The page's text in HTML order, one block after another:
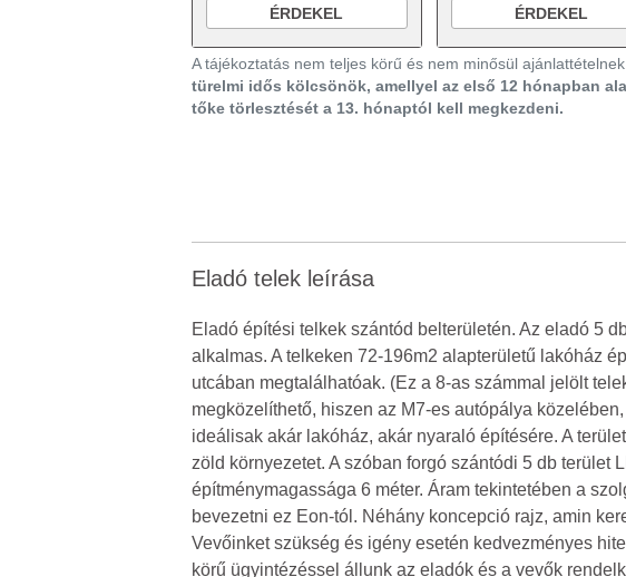
ÉRDEKEL ÉRDEKEL
A tájékoztatás nem teljes körű és nem minősül ajánlattételnek.
türelmi idős kölcsönök, amellyel az első 12 hónapban
tőke törlesztését a 13. hónaptól kell megkezdeni.
Eladó telek leírása
Eladó építési telkek szántód belterületén. Az eladó 5
alkalmas. A telkeken 72-196m2 alapterületű lakóház
utcában megtalálhatóak. (Ez a 8-as számmal jelölt
megközelíthető, hiszen az M7-es autópálya
ideálisak akár lakóház, akár nyaraló építésére. A
zöld környezetet. A szóban forgó szántódi 5 db terület
építménymagassága 6 méter. Áram tekintetében a
bevezetni ez Eon-tól. Néhány koncepció rajz, amin
Vevőinket szükség és igény esetén kedvezményes
körű ügyintézéssel állunk az eladók és a vevők